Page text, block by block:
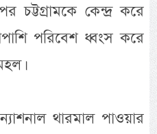
চট্টগ্রামকে কেন্দ্র করে
পরিবেশ ধ্বংস করে
থারমাল পাওয়ার